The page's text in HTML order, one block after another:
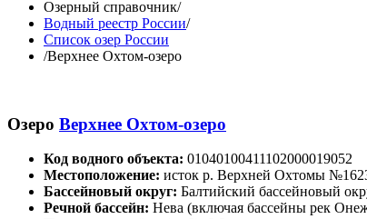
Озерный справочник/
Водный реестр России/
Список озер России
/Верхнее Охтом-озеро
Озеро Верхнее Охтом-озеро
Код водного объекта: 01040100411102000019052
Местоположение: исток р. Верхней Охтомы
Бассейновый округ: Балтийский бассейновый
Речной бассейн: Нева (включая бассейны рек